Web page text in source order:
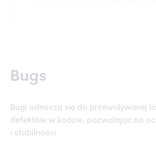
Bugs
Bugi odnoszą się do przewidywanej
defektów w kodzie, pozwalając na
i stabilności.